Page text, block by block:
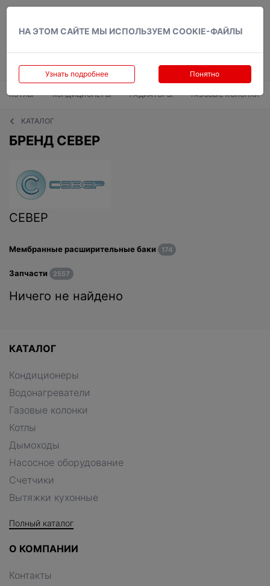
НА ЭТОМ САЙТЕ МЫ ИСПОЛЬЗУЕМ COOKIE-ФАЙЛЫ
Узнать подробнее Понятно
КОТЛЫ КОНДИЦИОНЕРЫ РАДИАТОРЫ ГАЗОВЫЕ КОЛОНКИ
КАТАЛОГ
БРЕНД CEBEP
CEBEP
Мембранные расширительные баки 174
Запчасти 2557
Ничего не найдено
КАТАЛОГ
Кондиционеры
Водонагреватели
Газовые колонки
Котлы
Дымоходы
Насосное оборудование
Счетчики
Вытяжки кухонные
Полный каталог
О КОМПАНИИ
Контакты